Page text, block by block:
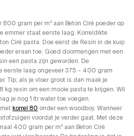
800 gram per m² aan Beton Ciré poeder op
emmer staat eerste laag. Korreldikte
Ciré pasta. Doe eerst de Resin in de kuip
eraan toe. Goed doormengen met een
een pasta zijn geworden. De
eerste laag ongeveer 375 – 400 gram
Tip; als je vloer groot is dan maak je
kg resin om een mooie pasta te krijgen. Wil
je nog 1 ltr water toe voegen.
korrel 80 onder een woodboy. Wanneer
voordat je verder gaat. Met deze
400 gram per m² aan Beton Ciré